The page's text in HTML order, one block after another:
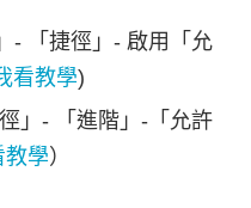
- 「捷徑」- 啟用「允
看教學)
」- 「進階」-「允許
教學）